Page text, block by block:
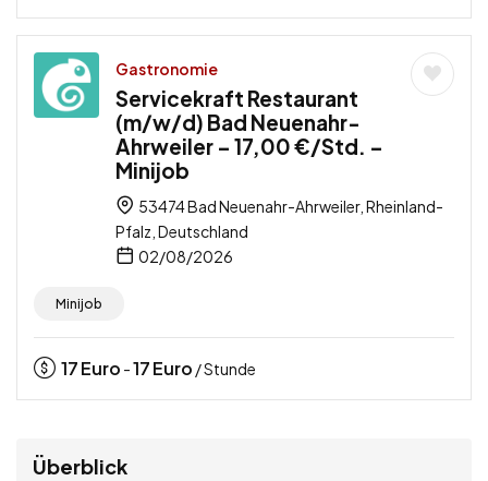
Gastronomie
Servicekraft Restaurant
(m/w/d) Bad Neuenahr-
Ahrweiler – 17,00 €/Std. –
Minijob
53474 Bad Neuenahr-Ahrweiler, Rheinland-
Pfalz, Deutschland
02/08/2026
Minijob
17Euro -17Euro / Stunde
Überblick